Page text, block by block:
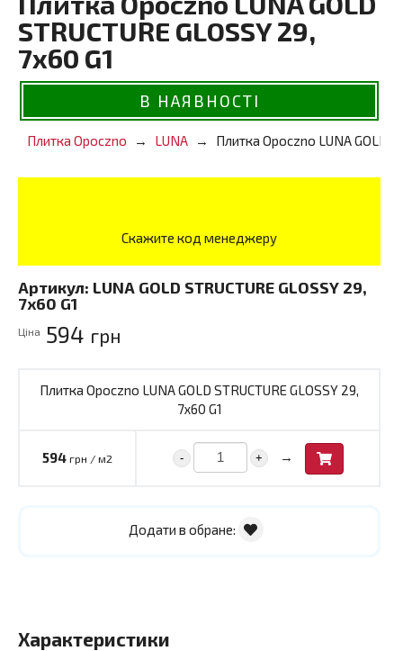
STRUCTURE GLOSSY 29,
7x60 G1
В НАЯВНОСТІ
Плитка Opoczno LUNA Плитка Opoczno LUNA GOLD
Скажите код менеджеру
Артикул: LUNA GOLD STRUCTURE GLOSSY 29,
7x60 G1
Ціна 594 грн
Плитка Opoczno LUNA GOLD STRUCTURE GLOSSY 29,
7x60 G1
594 грн / м2 - + →
Додати в обране:
Характеристики